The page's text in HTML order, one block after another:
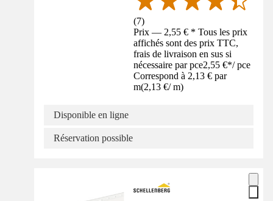
(7)
Prix — 2,55 € * Tous les prix
affichés sont des prix TTC,
frais de livraison en sus si
nécessaire par pce2,55 €*/ pce
Correspond à 2,13 € par
m(2,13 €/ m)
Disponible en ligne
Réservation possible